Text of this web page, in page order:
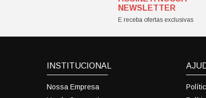
NEWSLETTER
E receba ofertas exclusivas
INSTITUCIONAL
Nossa Empresa